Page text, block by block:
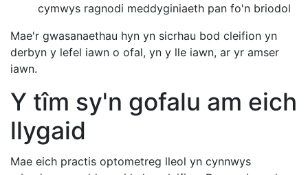
cymwys ragnodi meddyginiaeth pan fo'n briodol
Mae'r gwasanaethau hyn yn sicrhau bod cleifion yn
derbyn y lefel iawn o ofal, yn y lle iawn, ar yr amser
iawn.
Y tîm sy'n gofalu am eich
llygaid
Mae eich practis optometreg lleol yn cynnwys